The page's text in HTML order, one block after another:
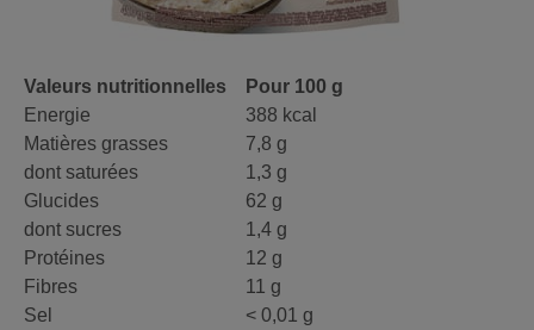
Valeurs nutritionnelles Pour 100 g
Energie
388 kcal
Matières grasses
dont saturées
7,8 g
1,3 g
Glucides
dont sucres
62 g
1,4 g
Protéines
12 g
Fibres
11 g
Sel
< 0,01 g